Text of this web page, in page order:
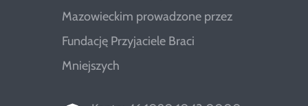
Mazowieckim prowadzone przez
Fundację Przyjaciele Braci
Mniejszych